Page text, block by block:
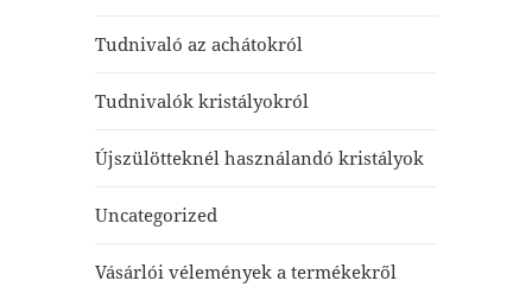
Tudnivaló az achátokról
Tudnivalók kristályokról
Újszülötteknél használandó kristályok
Uncategorized
Vásárlói vélemények a termékekről